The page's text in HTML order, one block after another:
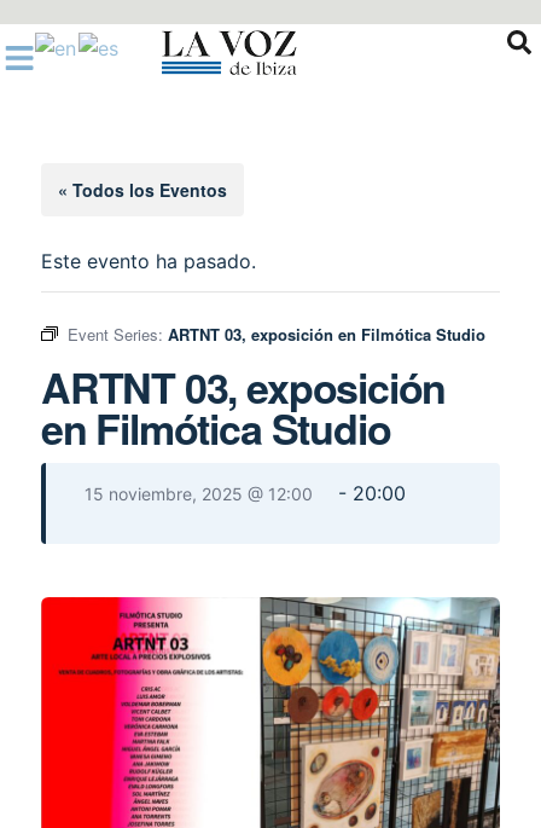
al
contenido
« Todos los Eventos
Este evento ha pasado.
Event Series: ARTNT 03, exposición en Filmótica Studio
ARTNT 03, exposición
en Filmótica Studio
15 noviembre, 2025 @ 12:00 - 20:00